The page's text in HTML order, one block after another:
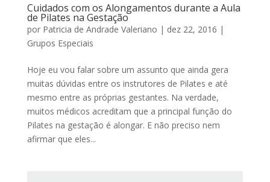
Cuidados com os Alongamentos durante a Aula
de Pilates na Gestação
por Patricia de Andrade Valeriano | dez 22, 2016 |
Grupos Especiais
Hoje eu vou falar sobre um assunto que ainda gera
muitas dúvidas entre os instrutores de Pilates e até
mesmo entre as próprias gestantes. Na verdade,
muitos médicos acreditam que a principal função do
Pilates na gestação é alongar. E não preciso nem
afirmar que eles...